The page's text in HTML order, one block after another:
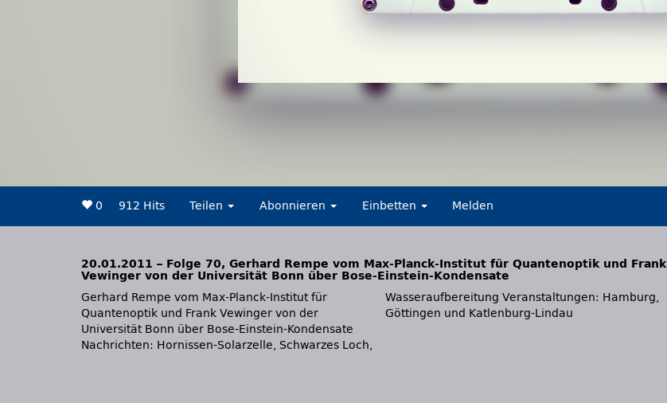
0 912 Hits Teilen Abonnieren Einbetten Melden
20.01.2011 – Folge 70, Gerhard Rempe vom Max-Planck-Institut für Quantenoptik und Frank
Vewinger von der Universität Bonn über Bose-Einstein-Kondensate
Gerhard Rempe vom Max-Planck-Institut für
Quantenoptik und Frank Vewinger von der
Universität Bonn über Bose-Einstein-Kondensate
Nachrichten: Hornissen-Solarzelle, Schwarzes Loch,
Wasseraufbereitung Veranstaltungen: Hamburg,
Göttingen und Katlenburg-Lindau